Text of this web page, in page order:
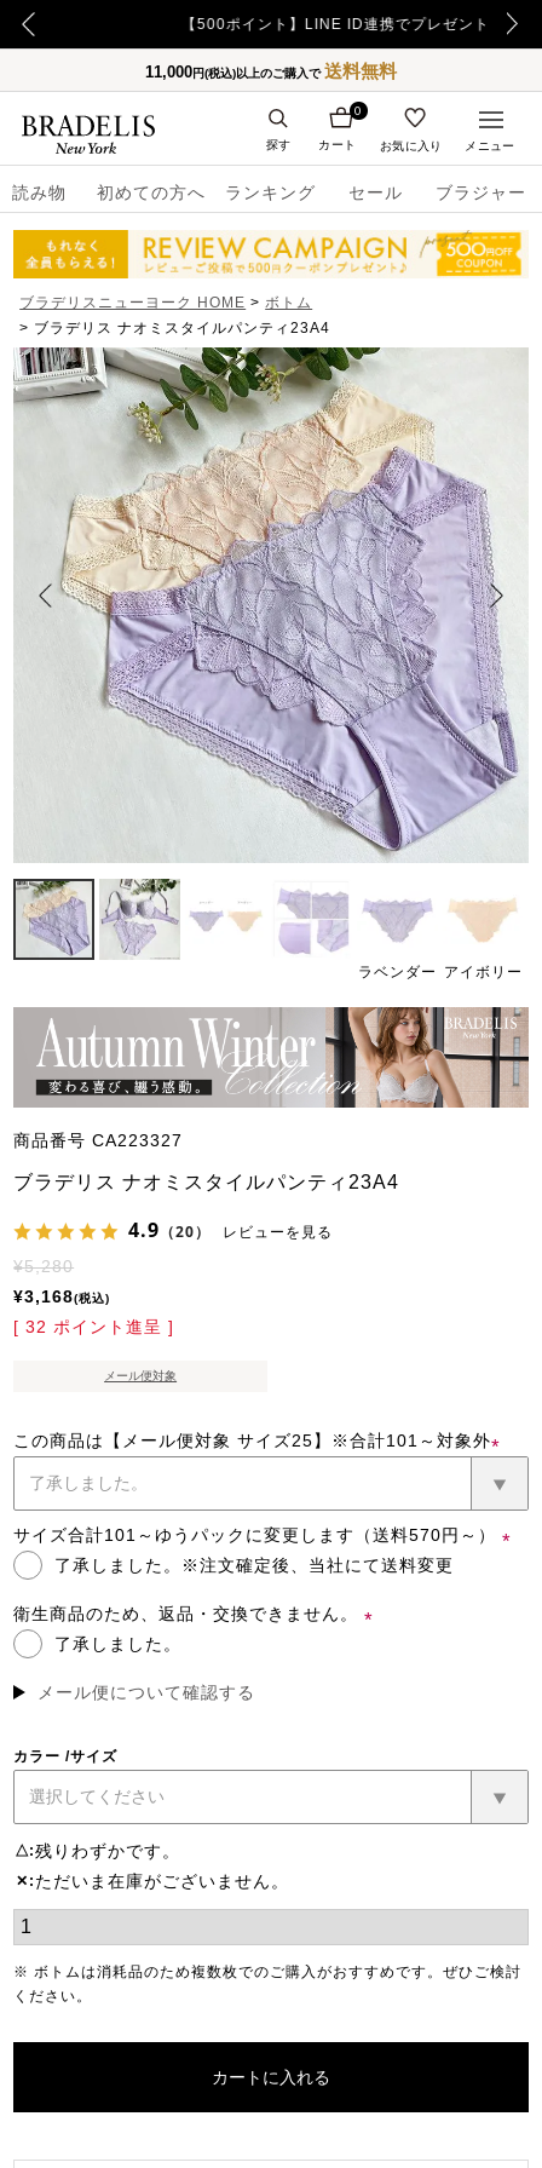
【500ポイント】LINE ID連携でプレゼント！
11,000円(税込)以上のご購入で送料無料
読み物 初めての方へ ランキング セール ブラジャー
カート
0
お気に入り
探す メニュー
ブラデリスニューヨーク HOME
ボトム
ブラデリス ナオミスタイルパンティ23A4
ラベンダー アイボリー
商品番号 CA223327
ブラデリス ナオミスタイルパンティ23A4
4.9 （20） レビューを見る
¥5,280
¥3,168 税込
[ 32 ポイント進呈 ]
メール便対象
この商品は【メール便対象 サイズ25】※合計101～対象外
(必
須)
サイズ合計101～ゆうパックに変更します（送料570円～）
了承しました。※注文確定後、当社にて送料変更
衛生商品のため、返品・交換できません。
了承しました。
メール便について確認する
カラー サイズ
△ 残りわずかです。
✕ ただいま在庫がございません。
※ ボトムは消耗品のため複数枚でのご購入がおすすめです。ぜひご検討
ください。
カートに入れる